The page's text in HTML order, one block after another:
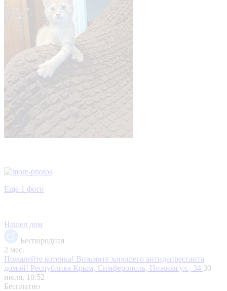
Еще 1 фото
Нашел дом
Беспородная
2 мес.
Пожалейте котенка! Возьмите хорошего антидепрессанта
домой! Республика Крым, Симферополь, Нижняя ул., 34 30
июля, 10:52
Бесплатно